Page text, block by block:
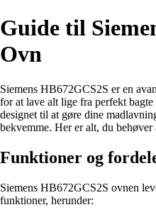
Guide til
Ovn
Siemens HB672GCS2S er en
for at lave alt lige fra perfekt
designet til at gøre dine
bekvemme. Her er alt, du
Funktioner og
Siemens HB672GCS2S ovnen
funktioner, herunder: